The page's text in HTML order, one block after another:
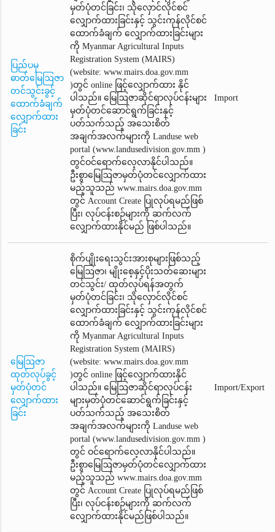
ပြည်ပမှ
ဓာတ်မြေဩဇာ
တင်သွင်းခွင့်
ထောက်ခံချက်
လျှောက်ထား
ခြင်း
မှတ်ပုံတင်ခြင်း၊ သိုလှောင်လိုင်စင်
လျှောက်ထားခြင်းနှင့် သွင်းကုန်လိုင်စင်
ထောက်ခံချက်‌ လျှောက်ထားခြင်းများ
ကို Myanmar Agricultural Inputs
Registration System (MAIRS)
(website: www.mairs.doa.gov.mm
)တွင် online ဖြင့်လျှောက်ထား နိုင်
ပါသည်။ မြေဩဇာဆိုင်ရာလုပ်ငန်းများ
မှတ်ပုံတင်ဆောင်ရွက်ခြင်းနှင့်
ပတ်သက်သည့် အသေးစိတ်
အချက်အလက်များကို Landuse web
portal (www.landusedivision.gov.mm )
တွင်ဝင်ရောက်လေ့လာနိုင်ပါသည်။
ဦးစွာမြေဩဇာမှတ်ပုံတင်‌လျှောက်ထား
မည့်သူသည် www.mairs.doa.gov.mm
တွင် Account Create ပြုလုပ်ရမည်ဖြစ်
ပြီး၊ လုပ်ငန်းစဉ်များကို ဆက်လက်
လျှောက်ထားနိုင်မည် ဖြစ်ပါသည်။
Import
မြေဩဇာ
ထုတ်လုပ်ခွင့်
မှတ်ပုံတင်
လျှောက်ထား
ခြင်း
စိုက်ပျိုးရေးသွင်းအားစုများဖြစ်သည့်
မြေဩဇာ၊ မျိုးစေ့နှင့်ပိုးသတ်ဆေးများ
တင်သွင်း/ ထုတ်လုပ်ရန်အတွက်
မှတ်ပုံတင်ခြင်း၊ သိုလှောင်လိုင်စင်
လျှောက်ထားခြင်းနှင့် သွင်းကုန်လိုင်စင်
ထောက်ခံချက်‌ လျှောက်ထားခြင်းများ
ကို Myanmar Agricultural Inputs
Registration System (MAIRS)
(website: www.mairs.doa.gov.mm
)တွင် online ဖြင့်လျှောက်ထားနိုင်
ပါသည်။ မြေဩဇာဆိုင်ရာလုပ်ငန်း
များမှတ်ပုံတင်ဆောင်ရွက်ခြင်းနှင့်
ပတ်သက်သည့် အသေးစိတ်
အချက်အလက်များကို Landuse web
portal (www.landusedivision.gov.mm )
တွင် ဝင်ရောက်လေ့လာနိုင်ပါသည်။
ဦးစွာမြေဩဇာမှတ်ပုံတင်‌လျှောက်ထား
မည့်သူသည် www.mairs.doa.gov.mm
တွင် Account Create ပြုလုပ်ရမည်ဖြစ်
ပြီး၊ လုပ်ငန်းစဉ်များကို ဆက်လက်
လျှောက်ထားနိုင်မည်ဖြစ်ပါသည်။
Import/Export